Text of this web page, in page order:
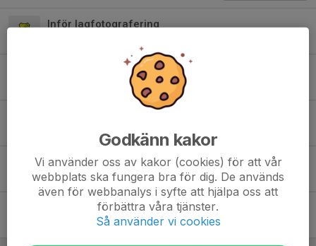
Inför lagfotografering
Ny träningstid efter nyår
0
Protokoll från föräldramötet
2 maj 2025 0
Träningstider och lagfotografering 5/4
29 mar 2025 0
Godkänn kakor
Vi använder oss av kakor (cookies) för att vår
webbplats ska fungera bra för dig. De används
även för webbanalys i syfte att hjälpa oss att
förbättra våra tjänster.
Så använder vi cookies